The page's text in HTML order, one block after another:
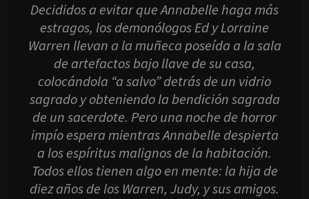
Decididos a evitar que Annabelle haga más
estragos, los demonólogos Ed y Lorraine
Warren llevan a la muñeca poseída a la sala
de artefactos bajo llave de su casa,
colocándola “a salvo” detrás de un vidrio
sagrado y obteniendo la bendición sagrada
de un sacerdote. Pero una noche de horror
impío espera mientras Annabelle despierta
a los espíritus malignos de la habitación.
Todos ellos tienen algo en mente: la hija de
diez años de los Warren, Judy, y sus amigos.